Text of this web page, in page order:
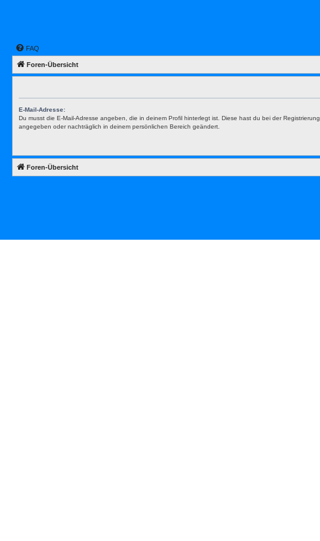
FAQ
Foren-Übersicht
E-Mail-Adresse:
Du musst die E-Mail-Adresse angeben, die in deinem Profil hinterlegt ist. Diese hast du bei der Registrierung
angegeben oder nachträglich in deinem persönlichen Bereich geändert.
Foren-Übersicht